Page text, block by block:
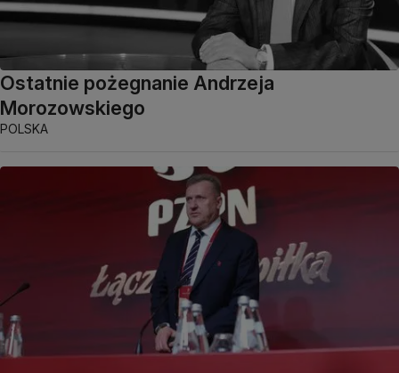
Ostatnie pożegnanie Andrzeja
Morozowskiego
POLSKA